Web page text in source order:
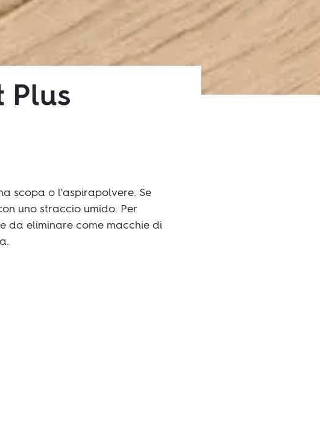
Plus
scopa o l'aspirapolvere. Se
uno straccio umido. Per
da eliminare come macchie di